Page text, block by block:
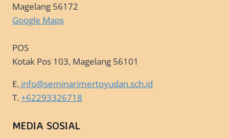
Magelang 56172
Google Maps
POS
Kotak Pos 103, Magelang 56101
E. info@seminarimertoyudan.sch.id
T.+62293326718
MEDIA SOSIAL